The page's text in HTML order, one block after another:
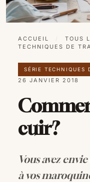
ACCUEIL TOUS
TECHNIQUES DE
SÉRIE TECHNIQUES
26 JANVIER 2018
cuir?
Vous avez
à vos